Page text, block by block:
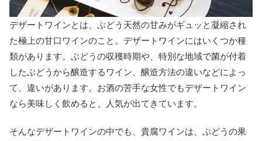
デザートワインとは、ぶどう天然の甘みがギュッと凝縮され
た極上の甘口ワインのこと。デザートワインにはいくつか種
類があります。ぶどうの収穫時期や、特別な地域で菌が付着
したぶどうから醸造するワイン、醸造方法の違いなどによっ
て、違いがあります。お酒の苦手な女性でもデザートワイン
なら美味しく飲めると、人気が出てきています。
そんなデザートワインの中でも、貴腐ワインは、ぶどうの果